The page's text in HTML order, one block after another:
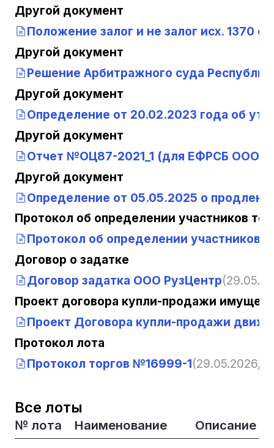
Другой документ
Положение залог и не залог исх. 1370
Другой документ
Решение Арбитражного суда
Другой документ
Определение от 20.02.2023 года об
Другой документ
Отчет №ОЦ87-2021_1 (для ЕФРСБ ООО
Другой документ
Определение от 05.05.2025 о
Протокол об определении участников
Протокол об определении участников
Договор о задатке
Договор задатка ООО РузЦентр
Проект договора купли-продажи
Проект Договора купли-продажи
Протокол лота
Протокол торгов №16999-1(29.05.2026,
Все лоты
№ лота Наименование Описание